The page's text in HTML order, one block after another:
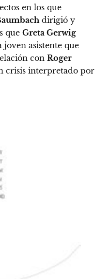
en los que
dirigió y
que Greta Gerwig
asistente que
con Roger
crisis interpretado por